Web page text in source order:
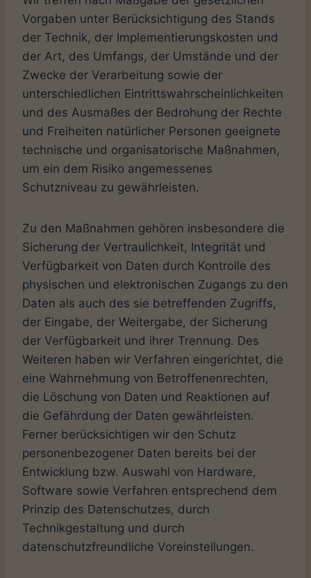
Vorgaben unter Berücksichtigung des Stands
der Technik, der Implementierungskosten und
der Art, des Umfangs, der Umstände und der
Zwecke der Verarbeitung sowie der
unterschiedlichen Eintrittswahrscheinlichkeiten
und des Ausmaßes der Bedrohung der Rechte
und Freiheiten natürlicher Personen geeignete
technische und organisatorische Maßnahmen,
um ein dem Risiko angemessenes
Schutzniveau zu gewährleisten.
Zu den Maßnahmen gehören insbesondere die
Sicherung der Vertraulichkeit, Integrität und
Verfügbarkeit von Daten durch Kontrolle des
physischen und elektronischen Zugangs zu den
Daten als auch des sie betreffenden Zugriffs,
der Eingabe, der Weitergabe, der Sicherung
der Verfügbarkeit und ihrer Trennung. Des
Weiteren haben wir Verfahren eingerichtet, die
eine Wahrnehmung von Betroffenenrechten,
die Löschung von Daten und Reaktionen auf
die Gefährdung der Daten gewährleisten.
Ferner berücksichtigen wir den Schutz
personenbezogener Daten bereits bei der
Entwicklung bzw. Auswahl von Hardware,
Software sowie Verfahren entsprechend dem
Prinzip des Datenschutzes, durch
Technikgestaltung und durch
datenschutzfreundliche Voreinstellungen.